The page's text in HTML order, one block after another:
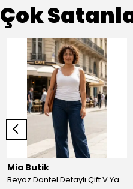
Çok
Mia Butik
Beyaz Dantel Detaylı Çift V Yaka Karşkorse Esnek Bluz